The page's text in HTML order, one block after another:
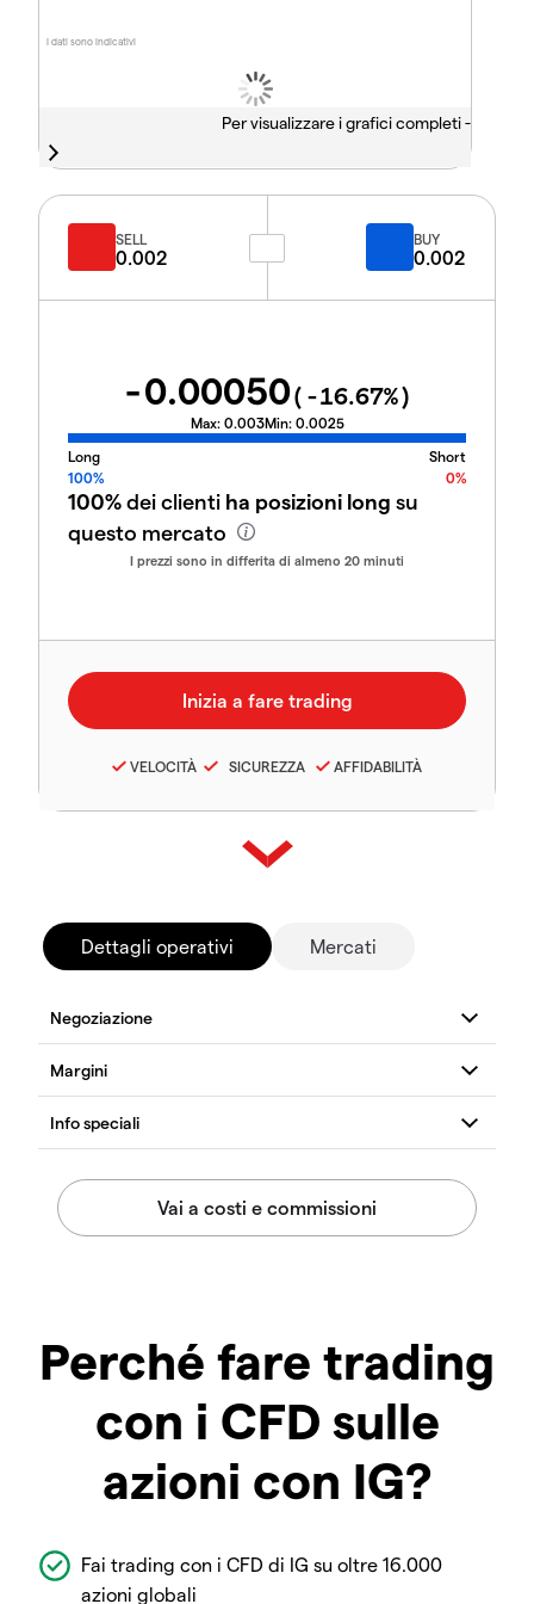
I dati sono indicativi
Per visualizzare i grafici completi -
SELL
0.002
BUY
0.002
-0.00050( -16.67%)
Max: 0.003Min: 0.0025
Long
Short
100%
0%
100%dei clienti ha posizioni long su
questo mercato
I prezzi sono in differita di almeno 20 minuti
VELOCITÀ SICUREZZA AFFIDABILITÀ
Dettagli operativi Mercati
Perché fare trading
con i CFD sulle
azioni con IG?
Fai trading con i CFD di IG su oltre 16.000
azioni globali